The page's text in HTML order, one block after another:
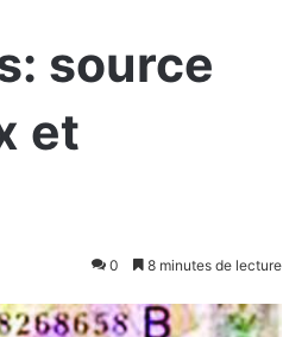
source
et
0 8 minutes de lecture